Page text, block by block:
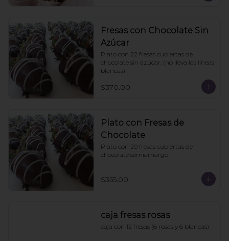
Fresas con Chocolate Sin
Azúcar
Plato con 22 fresas cubiertas de
chocolate sin azúcar. (no lleva las líneas
blancas)
$370.00
Plato con Fresas de
Chocolate
Plato con 20 fresas cubiertas de
chocolate semiamargo.
$355.00
caja fresas rosas
caja con 12 fresas (6 rosas y 6 blancas)